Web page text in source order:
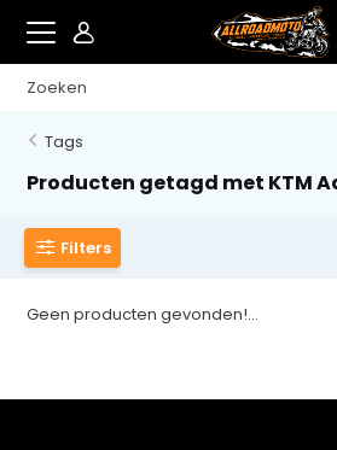
Tags
Producten getagd met KTM
Filters
Geen producten gevonden!...